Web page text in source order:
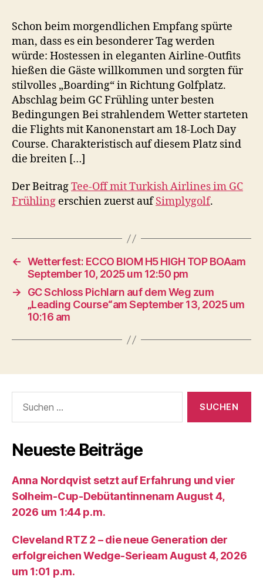
Schon beim morgendlichen Empfang spürte
man, dass es ein besonderer Tag werden
würde: Hostessen in eleganten Airline-Outfits
hießen die Gäste willkommen und sorgten für
stilvolles „Boarding“ in Richtung Golfplatz.
Abschlag beim GC Frühling unter besten
Bedingungen Bei strahlendem Wetter starteten
die Flights mit Kanonenstart am 18-Loch Day
Course. Charakteristisch auf diesem Platz sind
die breiten […]
Der BeitragTee-Off mit Turkish Airlines im GC
Frühling erschien zuerst aufSimplygolf.
← Wetterfest: ECCO BIOM H5 HIGH TOP BOAam
September 10, 2025 um 12:50 pm
→
GC Schloss Pichlarn auf dem Weg zum
„Leading Course“am September 13, 2025 um
10:16 am
nach:
Neueste Beiträge
Anna Nordqvist setzt auf Erfahrung und vier
Solheim-Cup-Debütantinnenam August 4,
2026 um 1:44 p.m.
Cleveland RTZ 2 – die neue Generation der
erfolgreichen Wedge-Serieam August 4, 2026
um 1:01 p.m.